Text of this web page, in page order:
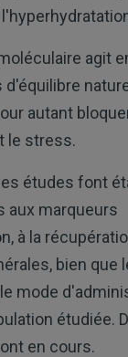
agit
autant
le stress.
études font
aux marqueurs
à la
bien que
mode
étudiée.
en cours.